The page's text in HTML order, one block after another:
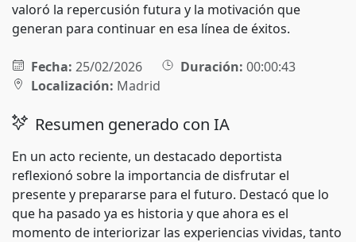
valoró la repercusión futura y la motivación que
generan para continuar en esa línea de éxitos.
Fecha: 25/02/2026 Duración: 00:00:43
Localización: Madrid
Resumen generado con IA
En un acto reciente, un destacado deportista
reflexionó sobre la importancia de disfrutar el
presente y prepararse para el futuro. Destacó que lo
que ha pasado ya es historia y que ahora es el
momento de interiorizar las experiencias vividas, tanto